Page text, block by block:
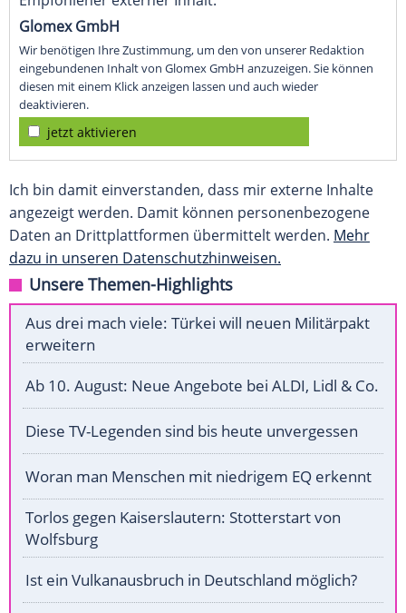
Glomex GmbH
Wir benötigen Ihre Zustimmung, um den von unserer Redaktion
eingebundenen Inhalt von Glomex GmbH anzuzeigen. Sie können
diesen mit einem Klick anzeigen lassen und auch wieder
deaktivieren.
jetzt aktivieren
Ich bin damit einverstanden, dass mir externe Inhalte
angezeigt werden. Damit können personenbezogene
Daten an Drittplattformen übermittelt werden. Mehr
dazu in unseren Datenschutzhinweisen.
Unsere Themen-Highlights
Aus drei mach viele: Türkei will neuen Militärpakt
erweitern
Ab 10. August: Neue Angebote bei ALDI, Lidl & Co.
Diese TV-Legenden sind bis heute unvergessen
Woran man Menschen mit niedrigem EQ erkennt
Torlos gegen Kaiserslautern: Stotterstart von
Wolfsburg
Ist ein Vulkanausbruch in Deutschland möglich?